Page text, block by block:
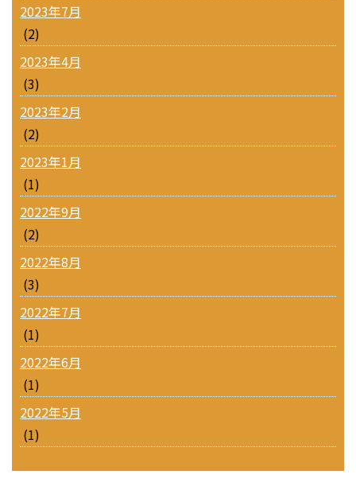
2023年7月
(2)
2023年4月
(3)
2023年2月
(2)
2023年1月
(1)
2022年9月
(2)
2022年8月
(3)
2022年7月
(1)
2022年6月
(1)
2022年5月
(1)